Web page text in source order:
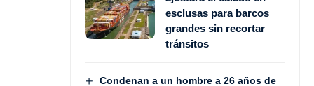
esclusas para barcos
grandes sin recortar
tránsitos
Condenan a un hombre a 26 años de